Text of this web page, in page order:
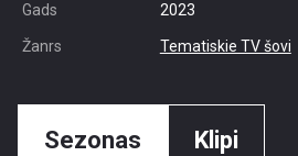
Gads 2023
Žanrs Tematiskie TV šovi
Sezonas Klipi